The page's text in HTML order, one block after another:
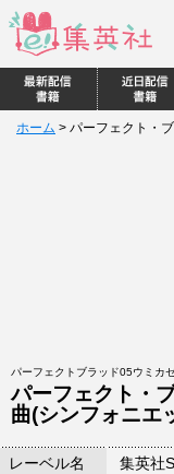
ホーム > パーフェクト・
パーフェクトブラッド05ウミカ
パーフェクト・
曲(シンフォニエ
レーベル名
集英社